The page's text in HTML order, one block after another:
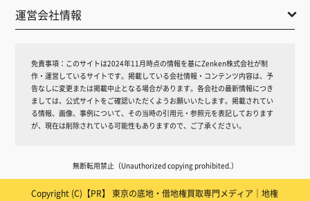
運営会社情報
免責事項： このサイトは2024年11月時点の情報を基にZenken株式会社が制
作・運営しているサイトです。掲載している会社情報・コンテンツ内容は、予
告なしに変更または掲載中止となる場合があります。各会社の最新情報につき
ましては、公式サイトをご確認いただくようお願いいたします。掲載されてい
る情報、画像、事例について、その当時の引用元・参照元を表記しております
が、現在は削除されている可能性もありますので、ご了承ください。
無断転用禁止（Unauthorized copying prohibited.）
Copyright (C)【PR】 東京の底地・借地権買取専門メディア｜地権